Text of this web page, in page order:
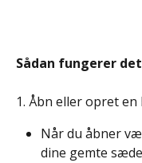
Sådan fungerer
1. Åbn eller opret
Når du åbner
dine gemte